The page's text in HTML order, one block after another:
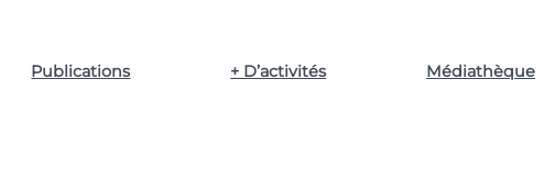
Publications + D’activités Médiathèque